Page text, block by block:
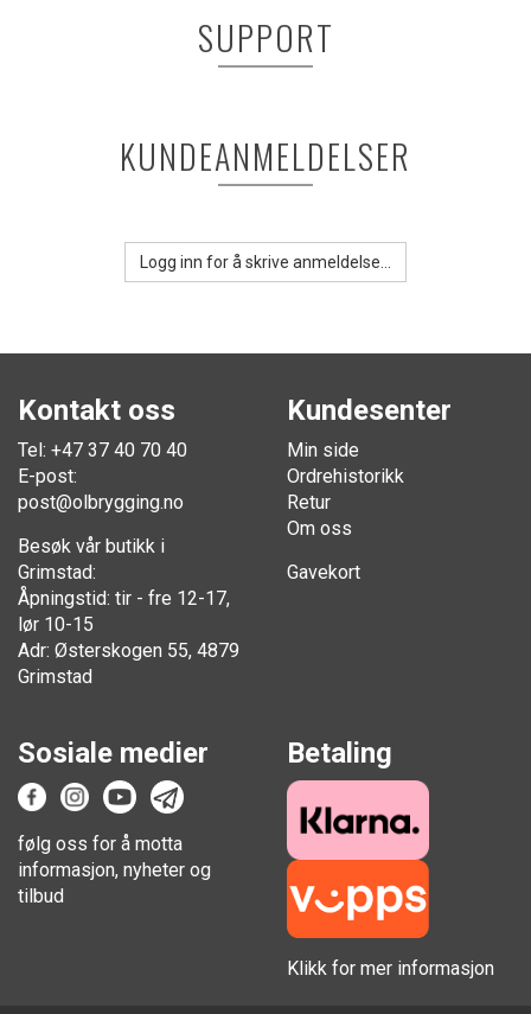
SUPPORT
KUNDEANMELDELSER
Logg inn for å skrive anmeldelse...
Kontakt oss
Tel: +47 37 40 70 40
E-post:
post@olbrygging.no
Besøk vår butikk i
Grimstad:
Åpningstid: tir - fre 12-17,
lør 10-15
Adr: Østerskogen 55, 4879
Grimstad
Kundesenter
Min side
Ordrehistorikk
Retur
Om oss
Gavekort
Sosiale medier
følg oss for å motta
informasjon, nyheter og
tilbud
Betaling
Klikk for mer informasjon